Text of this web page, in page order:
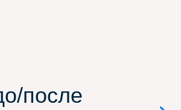
после